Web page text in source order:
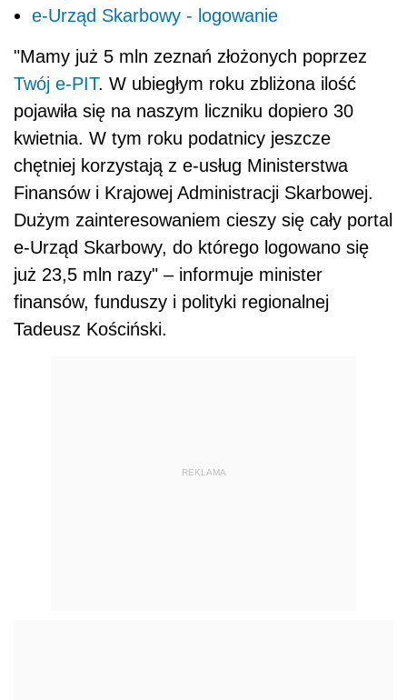
e-Urząd Skarbowy - logowanie
"Mamy już 5 mln zeznań złożonych poprzez
Twój e-PIT. W ubiegłym roku zbliżona ilość
pojawiła się na naszym liczniku dopiero 30
kwietnia. W tym roku podatnicy jeszcze
chętniej korzystają z e-usług Ministerstwa
Finansów i Krajowej Administracji Skarbowej.
Dużym zainteresowaniem cieszy się cały portal
e-Urząd Skarbowy, do którego logowano się
już 23,5 mln razy" – informuje minister
finansów, funduszy i polityki regionalnej
Tadeusz Kościński.
REKLAMA